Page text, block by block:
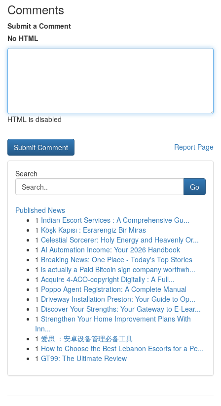
Comments
Submit a Comment
No HTML
HTML is disabled
Report Page
Search
Go
Published News
1 Indian Escort Services : A Comprehensive Gu...
1 Köşk Kapısı : Esrarengiz Bir Miras
1 Celestial Sorcerer: Holy Energy and Heavenly Or...
1 AI Automation Income: Your 2026 Handbook
1 Breaking News: One Place - Today's Top Stories
1 is actually a Paid Bitcoin sign company worthwh...
1 Acquire 4-ACO-copyright Digitally : A Full...
1 Poppo Agent Registration: A Complete Manual
1 Driveway Installation Preston: Your Guide to Op...
1 Discover Your Strengths: Your Gateway to E-Lear...
1 Strengthen Your Home Improvement Plans With
Inn...
1 爱思 ：安卓设备管理必备工具
1 How to Choose the Best Lebanon Escorts for a Pe...
1 GT99: The Ultimate Review